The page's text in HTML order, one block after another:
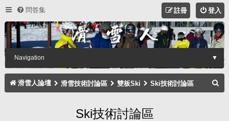
問答集 登入
註冊
Navigation ▼
滑雪人論壇 滑雪技術討論區 雙板Ski Ski技術討論區
Ski技術討論區